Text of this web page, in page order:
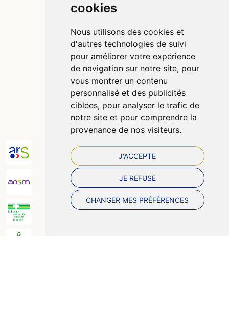
cookies
Nous utilisons des cookies et
d'autres technologies de suivi
pour améliorer votre expérience
de navigation sur notre site, pour
vous montrer un contenu
personnalisé et des publicités
ciblées, pour analyser le trafic de
notre site et pour comprendre la
provenance de nos visiteurs.
J'ACCEPTE
JE REFUSE
CHANGER MES PRÉFÉRENCES
Informations
Qui sommes-nous ?
Poser une question
Déclarer un effet indésirable
Mentions légales
Données personnelles
Préférences Cookies